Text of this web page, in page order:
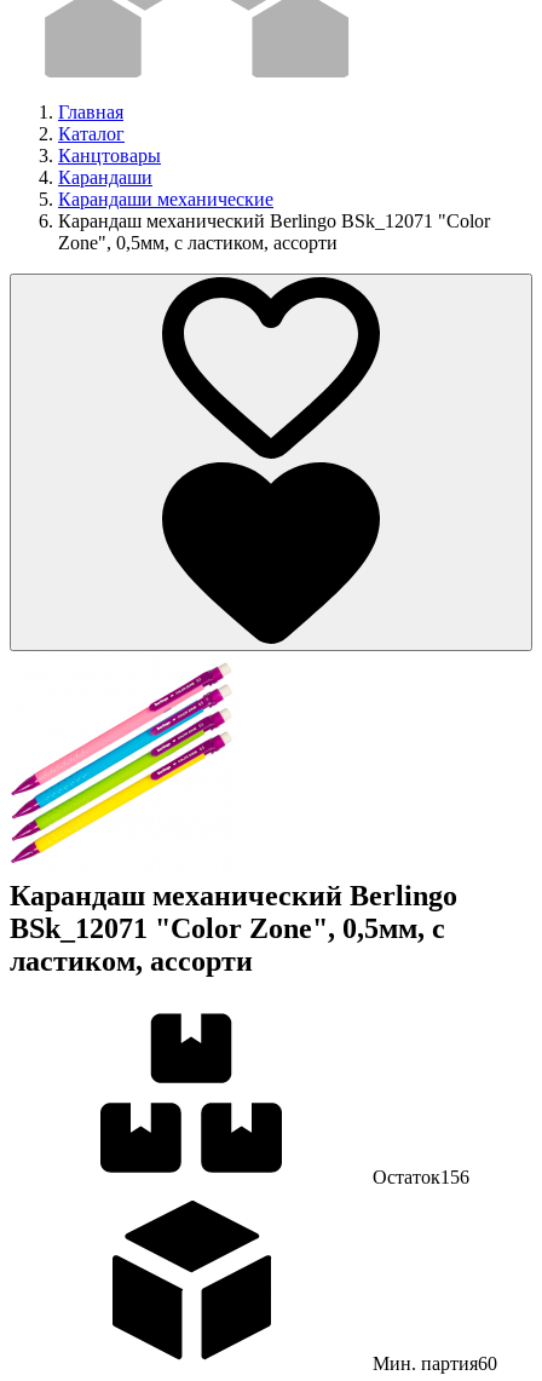
Главная
Каталог
Канцтовары
Карандаши
Карандаши механические
Карандаш механический Berlingo BSk_12071 "Color
Zone", 0,5мм, с ластиком, ассорти
Карандаш механический Berlingo
BSk_12071 "Color Zone", 0,5мм, с
ластиком, ассорти
Остаток156
Мин. партия60